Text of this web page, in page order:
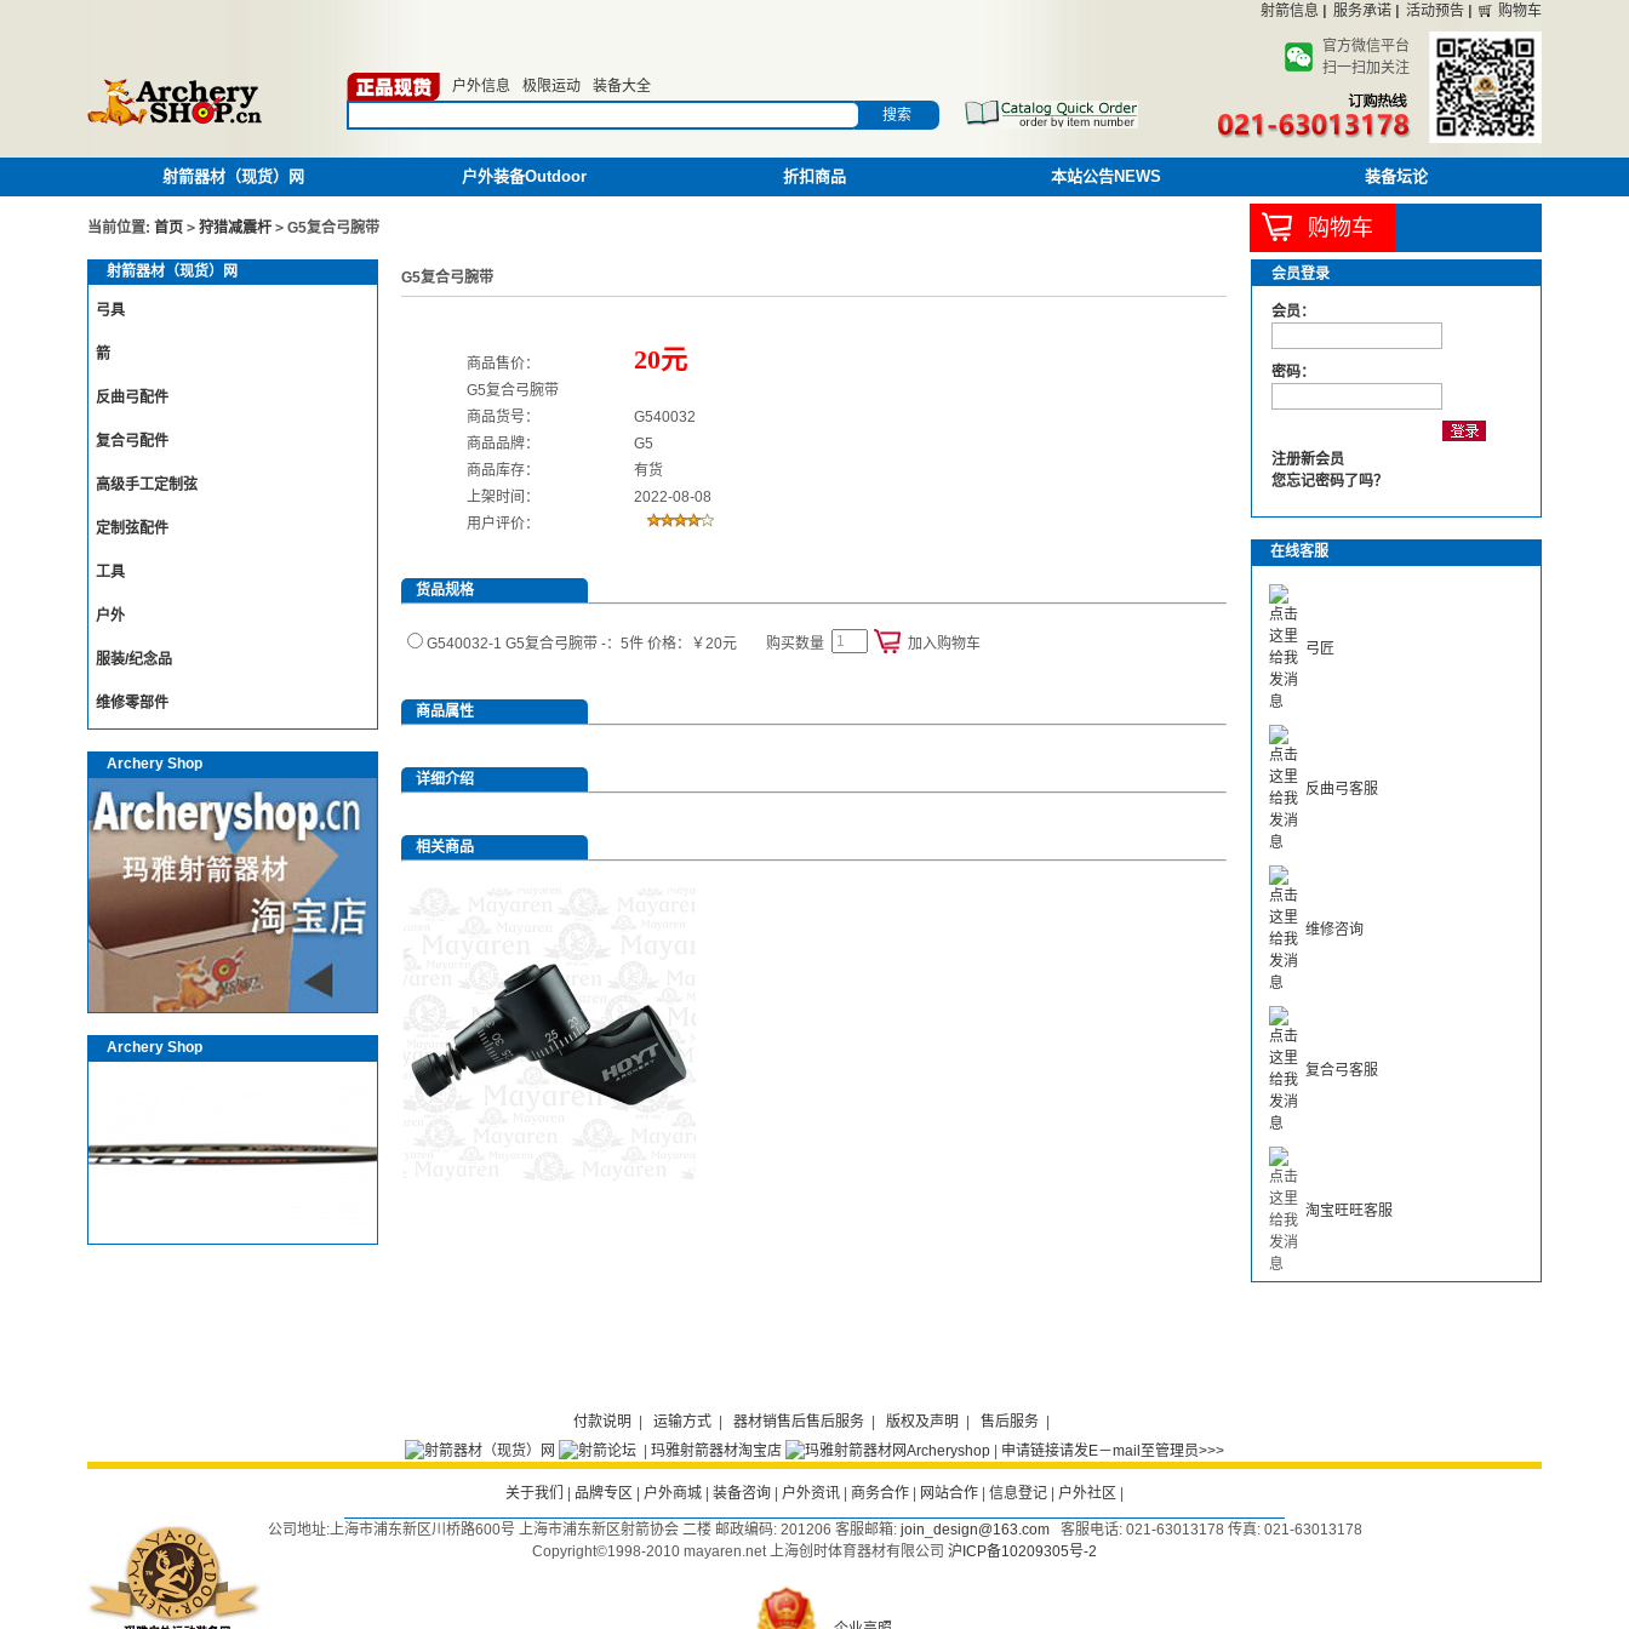
户外信息 极限运动
装备大全
搜索
射箭信息 服务承诺 活动预告 购物车
官方微信平台
扫一扫加关注
射箭器材（现货）网 户外装备Outdoor 折扣商品 本站公告NEWS 装备坛论
当前位置: 首页 > 狩猎减震杆 > G5复合弓腕带 购物车
射箭器材（现货）网
弓具
箭
反曲弓配件
复合弓配件
高级手工定制弦
定制弦配件
工具
户外
服装/纪念品
维修零部件
Archery Shop
Archery Shop
G5复合弓腕带
商品售价： 20元
G5复合弓腕带
商品货号：
G540032
商品品牌：
G5
商品库存：
有货
上架时间：
2022-08-08
用户评价：
货品规格
G540032-1 G5复合弓腕带 -：5件 价格：￥20元 购买数量 加入购物车
商品属性
详细介绍
相关商品
会员登录
会员：
密码：
注册新会员
您忘记密码了吗？
在线客服
弓匠
反曲弓客服
维修咨询
复合弓客服
淘宝旺旺客服
付款说明 运输方式| 器材销售后售后服务| 版权及声明 售后服务|
玛雅射箭器材淘宝店 申请链接请发E－mail至管理员>>>
关于我们 品牌专区 户外商城 装备咨询 户外资讯 商务合作 网站合作 信息登记 户外社区
公司地址:上海市浦东新区川桥路600号 上海市浦东新区射箭协会 二楼 邮政编码: 201206 客服邮箱: join_design@163.com客服电话: 021-63013178 传真: 021-63013178
Copyright©1998-2010 mayaren.net 上海创时体育器材有限公司 沪ICP备10209305号-2